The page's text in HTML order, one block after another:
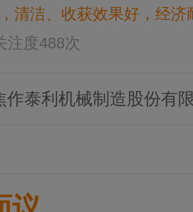
清洁、收获效果好，经济
注度488次
作泰利机械制造股份有